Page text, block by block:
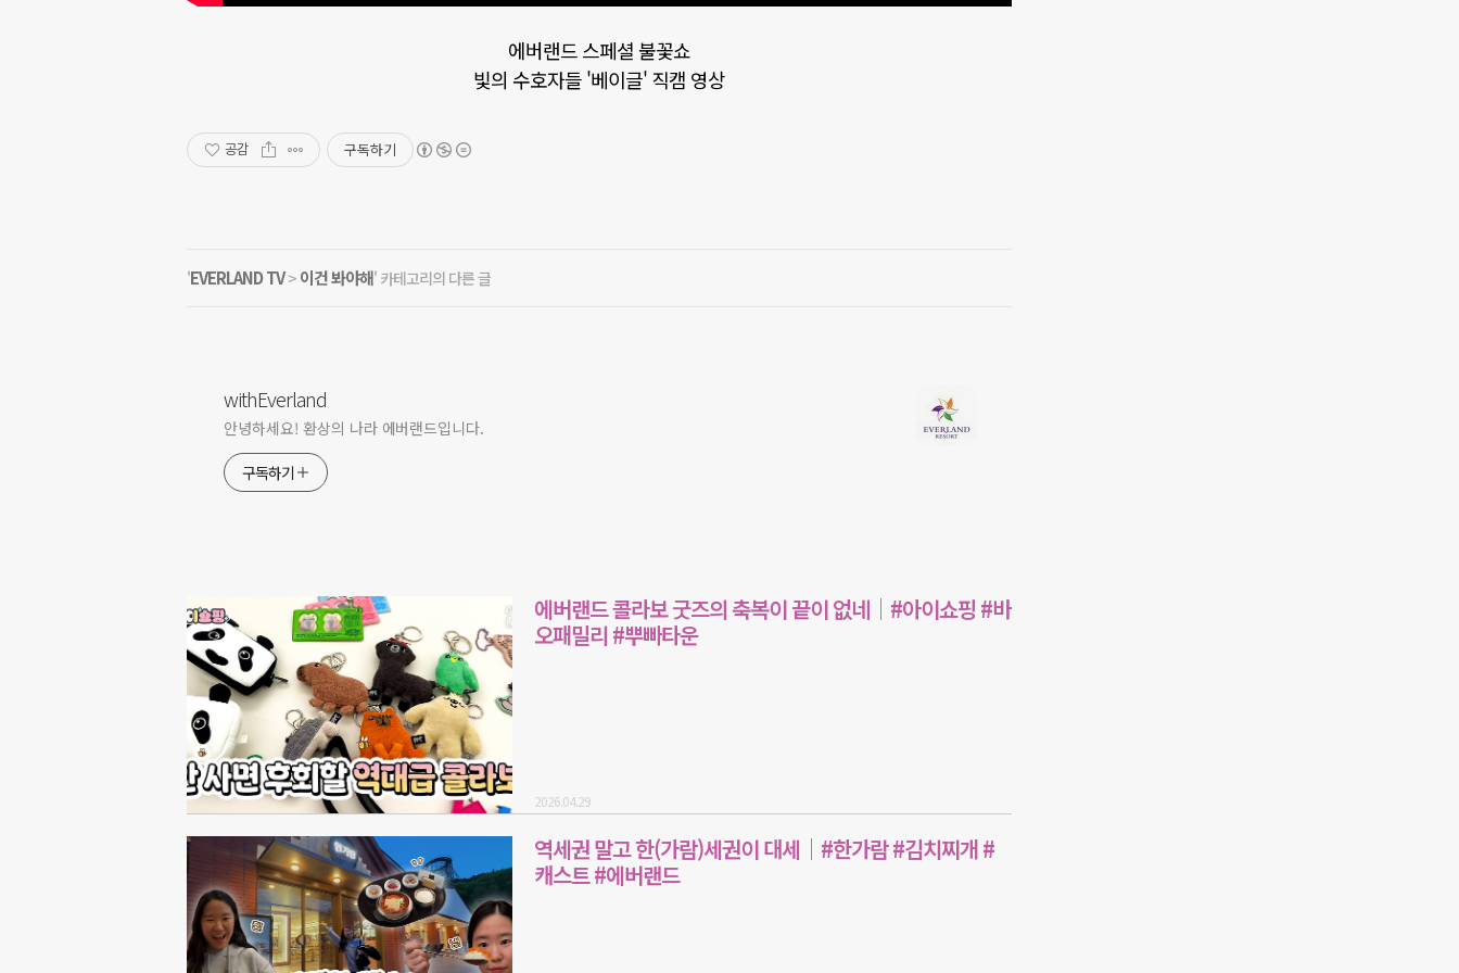
에버랜드 스페셜 불꽃쇼
빛의 수호자들 '베이글' 직캠 영상
공감 구독하기
'EVERLAND TV> 이건 봐야해' 카테고리의 다른 글
withEverland
안녕하세요! 환상의 나라 에버랜드입니다.
구독하기
에버랜드 콜라보 굿즈의 축복이 끝이 없네｜#아이쇼핑 #바
오패밀리 #뿌빠타운
2026.04.29
역세권 말고 한(가람)세권이 대세｜#한가람 #김치찌개 #
캐스트 #에버랜드